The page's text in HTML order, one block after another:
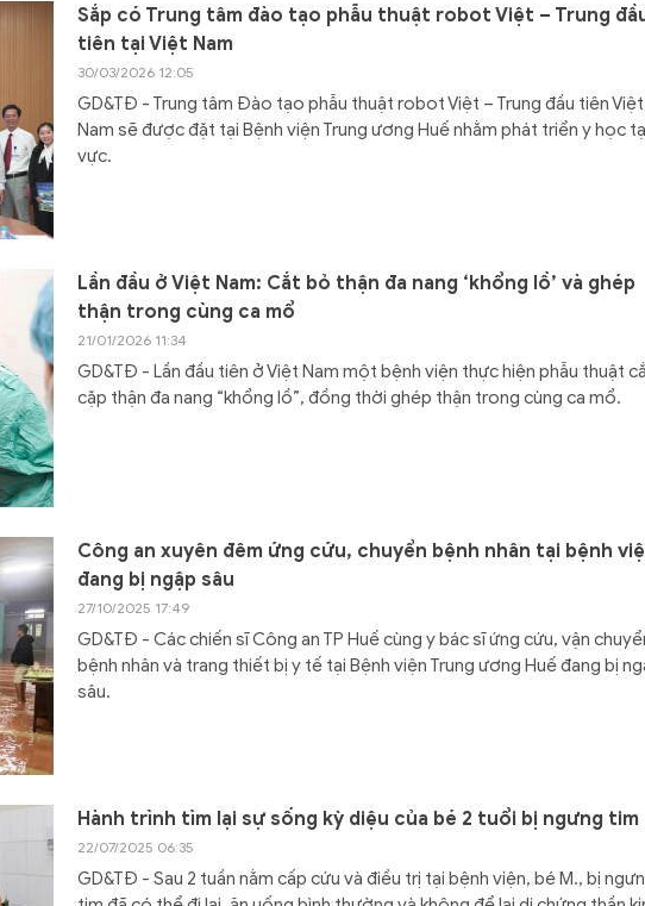
Sắp có Trung tâm đào tạo phẫu thuật robot Việt – Trung
tiên tại Việt Nam
30/03/2026 12:05
GD&TĐ - Trung tâm Đào tạo phẫu thuật robot Việt – Trung đầu tiên Việt
Nam sẽ được đặt tại Bệnh viện Trung ương Huế nhằm phát triển y học
vực.
Lần đầu ở Việt Nam: Cắt bỏ thận đa nang ‘khổng lồ’ và ghép
thận trong cùng ca mổ
21/01/2026 11:34
GD&TĐ - Lần đầu tiên ở Việt Nam một bệnh viện thực hiện phẫu thuật
cặp thận đa nang “khổng lồ”, đồng thời ghép thận trong cùng ca mổ.
Công an xuyên đêm ứng cứu, chuyển bệnh nhân tại bệnh
đang bị ngập sâu
27/10/2025 17:49
GD&TĐ - Các chiến sĩ Công an TP Huế cùng y bác sĩ ứng cứu, vận
bệnh nhân và trang thiết bị y tế tại Bệnh viện Trung ương Huế đang bị
sâu.
Hành trình tìm lại sự sống kỳ diệu của bé 2 tuổi bị ngưng tim
22/07/2025 06:35
GD&TĐ - Sau 2 tuần nằm cấp cứu và điều trị tại bệnh viện, bé M., bị